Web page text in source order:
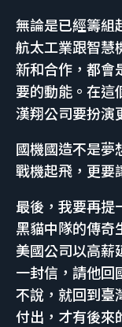
無論是已經籌組
航太工業跟智慧
新和合作，都會
要的動能。在這
漢翔公司要扮演
國機國造不是夢
戰機起飛，更要
最後，我要再提
黑貓中隊的傳奇
美國公司以高薪
一封信，請他回
不說，就回到臺
付出，才有後來